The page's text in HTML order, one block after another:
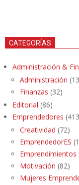
CATEGORÍAS
Administración &
Administración
Finanzas (32)
Editorial (86)
Emprendedores
Creatividad (72)
EmprendedorES
Emprendimientos
Motivación (82)
Mujeres